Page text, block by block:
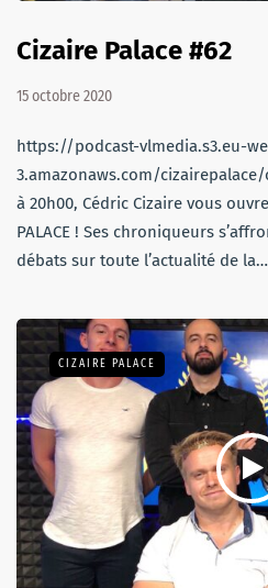
Cizaire Palace #62
15 octobre 2020
https://podcast-vlmedia.s3.eu-
3.amazonaws.com/
à 20h00, Cédric Cizaire vous
PALACE ! Ses chroniqueurs
débats sur toute l’actualité de la…
CIZAIRE PALACE